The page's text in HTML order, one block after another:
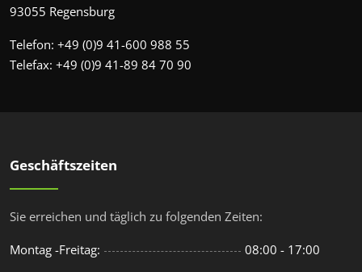
93055 Regensburg
Telefon: +49 (0)9 41-600 988 55
Telefax: +49 (0)9 41-89 84 70 90
Geschäftszeiten
Sie erreichen und täglich zu folgenden Zeiten:
Montag -Freitag: 08:00 - 17:00